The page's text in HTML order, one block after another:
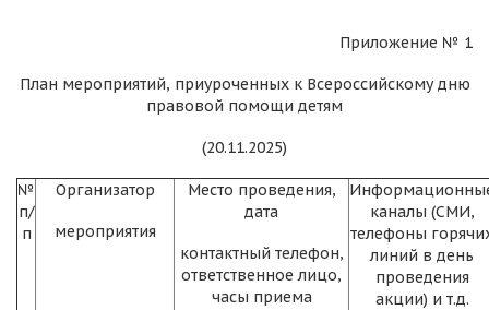
Приложение № 1
План мероприятий, приуроченных к Всероссийскому дню
правовой помощи детям
(20.11.2025)
№
п/
п
Организатор
мероприятия
Место проведения,
дата
контактный телефон,
ответственное лицо,
часы приема
каналы (СМИ,
телефоны
линий в день
проведения
акции) и т.д.